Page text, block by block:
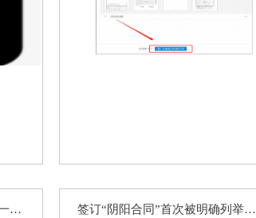
“无法”在汇算期间取得发票，一定需要做纳税调增吗？ 签订“阴阳合同”首次被明确列举为逃税手段！最新司法解释→